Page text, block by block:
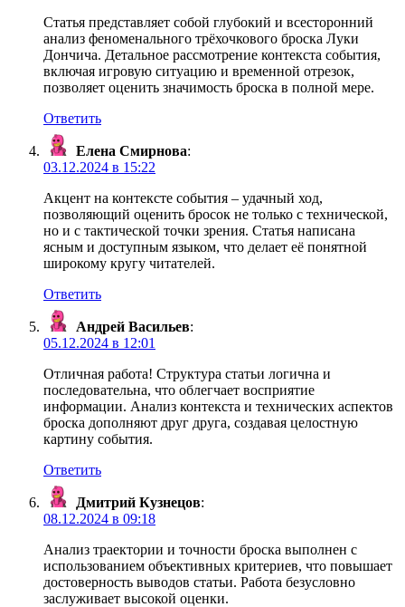
Статья представляет собой глубокий и всесторонний
анализ феноменального трёхочкового броска Луки
Дончича. Детальное рассмотрение контекста события,
включая игровую ситуацию и временной отрезок,
позволяет оценить значимость броска в полной мере.
Ответить
Елена Смирнова:
03.12.2024 в 15:22
Акцент на контексте события – удачный ход,
позволяющий оценить бросок не только с технической,
но и с тактической точки зрения. Статья написана
ясным и доступным языком, что делает её понятной
широкому кругу читателей.
Ответить
Андрей Васильев:
05.12.2024 в 12:01
Отличная работа! Структура статьи логична и
последовательна, что облегчает восприятие
информации. Анализ контекста и технических аспектов
броска дополняют друг друга, создавая целостную
картину события.
Ответить
Дмитрий Кузнецов:
08.12.2024 в 09:18
Анализ траектории и точности броска выполнен с
использованием объективных критериев, что повышает
достоверность выводов статьи. Работа безусловно
заслуживает высокой оценки.